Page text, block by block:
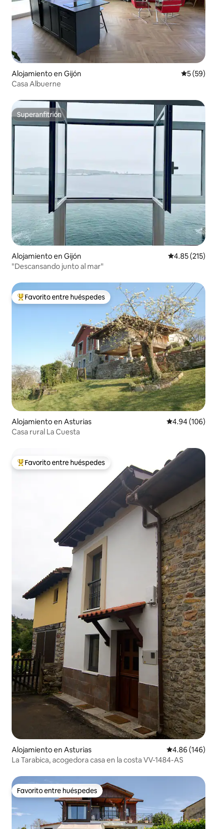
Alojamiento en Gijón
5 (59)
Casa Albuerne
Superanfitrión
Superanfitrión
Alojamiento en Gijón Calificación
4.85 (215)
"Descansando junto al mar"
Favorito entre huéspedes preferido
Favorito entre huéspedes
Alojamiento en Asturias Calificación
4.94 (106)
Casa rural La Cuesta
Favorito entre huéspedes preferido
Favorito entre huéspedes
Alojamiento en Asturias Calificación
4.86 (146)
La Tarabica, acogedora casa en la costa VV-1484-AS
Favorito entre huéspedes
Favorito entre huéspedes